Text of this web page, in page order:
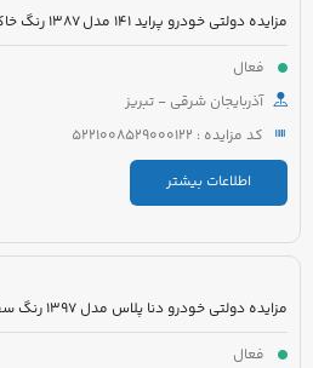
فعال
آذربایجان شرقی - تبریز
کد مزایده : 5221008529000122
اطلاعات بیشتر
فعال